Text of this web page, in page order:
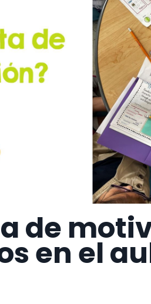
de
en el